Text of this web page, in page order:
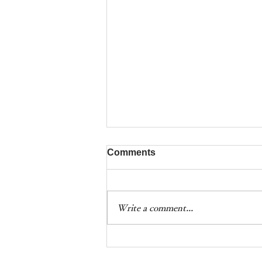
Comments
Write a comment...